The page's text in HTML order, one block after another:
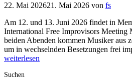
22. Mai 202621. Mai 2026 von fs
Am 12. und 13. Juni 2026 findet in
International Free Improvisors Meeting
beiden Abenden kommen Musiker aus
um in wechselnden Besetzungen frei
weiterlesen
Suchen